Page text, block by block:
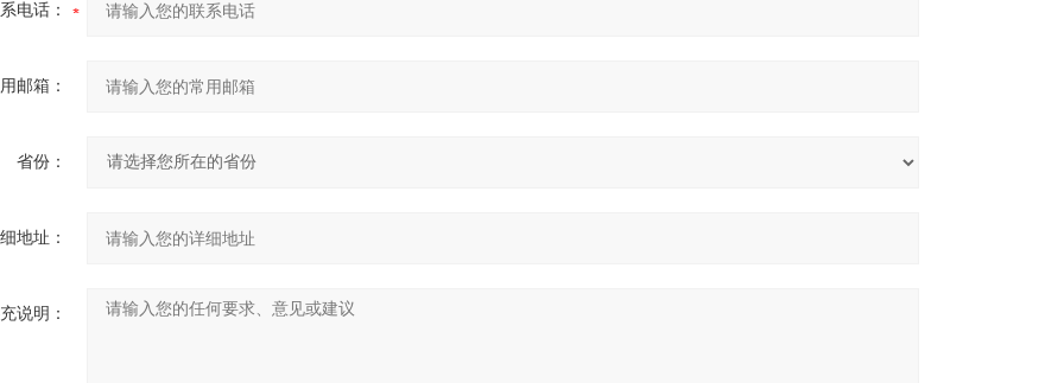
电话：
邮箱：
省份：
地址：
说明：